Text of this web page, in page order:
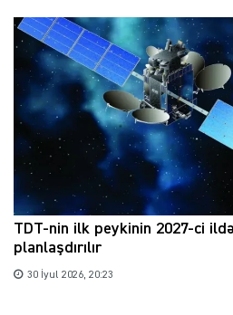
TDT-nin ilk peykinin 2027-ci
planlaşdırılır
30 İyul 2026, 20:23